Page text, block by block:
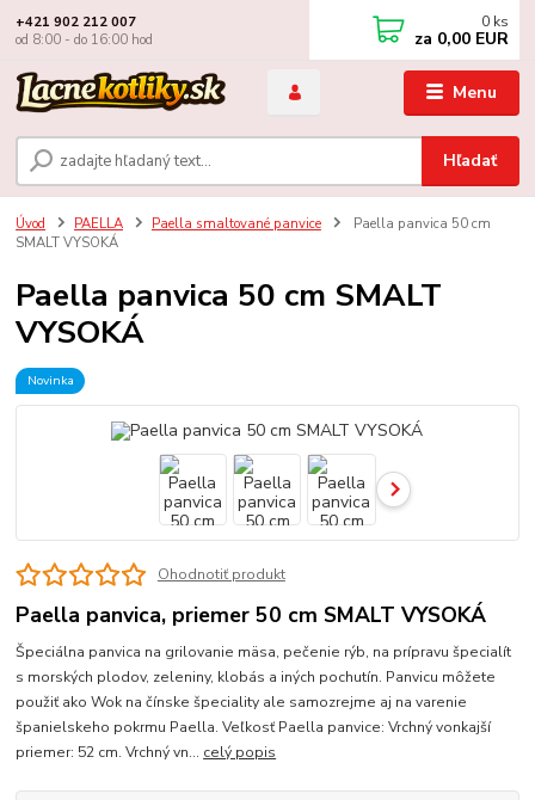
Menu
Hľadať
+421 902 212 007
od 8:00 - do 16:00 hod
0 ks
za 0,00 EUR
Úvod PAELLA Paella smaltované panvice
Paella panvica 50 cm
SMALT VYSOKÁ
Paella panvica 50 cm SMALT
VYSOKÁ
Novinka
Ohodnotiť produkt
Paella panvica, priemer 50 cm SMALT VYSOKÁ
Špeciálna panvica na grilovanie mäsa, pečenie rýb, na prípravu špecialít
s morských plodov, zeleniny, klobás a iných pochutín. Panvicu môžete
použiť ako Wok na čínske špeciality ale samozrejme aj na varenie
španielskeho pokrmu Paella. Veľkosť Paella panvice: Vrchný vonkajší
priemer: 52 cm. Vrchný vn... celý popis